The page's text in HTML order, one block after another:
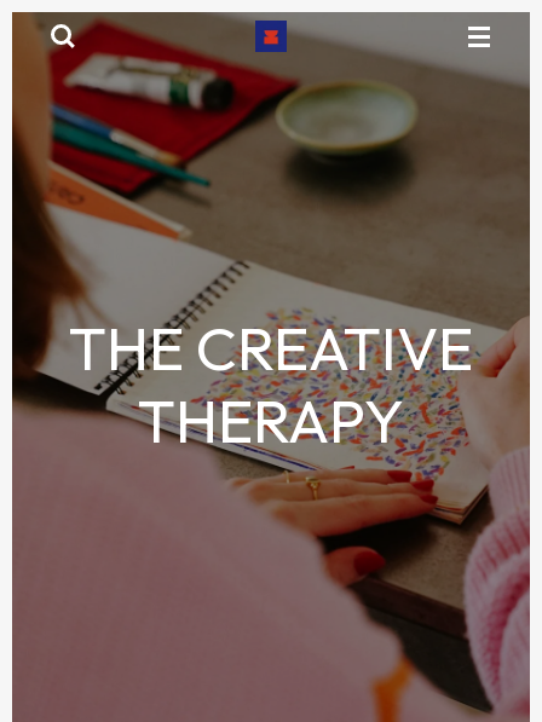
Passer
contenu
principal
THE CREATIVE
THERAPY